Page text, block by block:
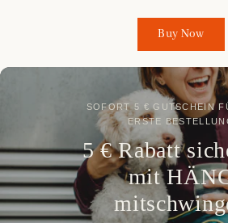
Buy Now
SOFORT 5 € GUTSCHEIN
ERSTE
5 € Rabatt
mit